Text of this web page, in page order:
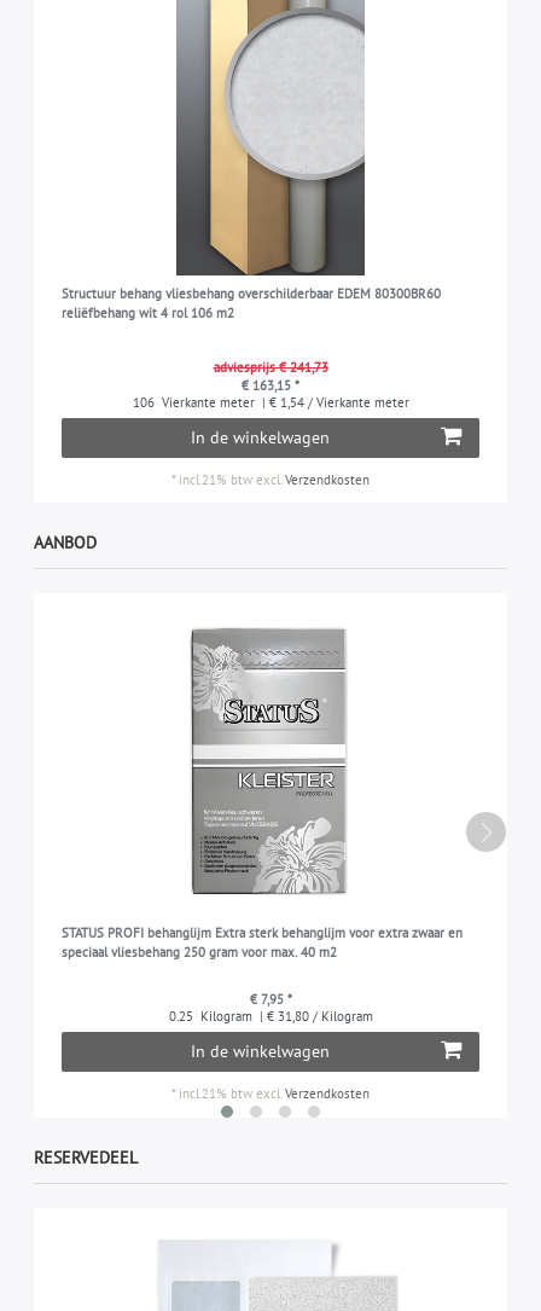
Structuur behang vliesbehang overschilderbaar EDEM 80300BR60
reliëfbehang wit 4 rol 106 m2
adviesprijs € 241,73
€ 163,15 *
106 Vierkante meter | € 1,54 / Vierkante meter
In de winkelwagen
* incl.21% btw excl. Verzendkosten
AANBOD
STATUS PROFI behanglijm Extra sterk behanglijm voor extra zwaar en
speciaal vliesbehang 250 gram voor max. 40 m2
€ 7,95 *
0.25 Kilogram | € 31,80 / Kilogram
In de winkelwagen
* incl.21% btw excl.Verzendkosten
RESERVEDEEL